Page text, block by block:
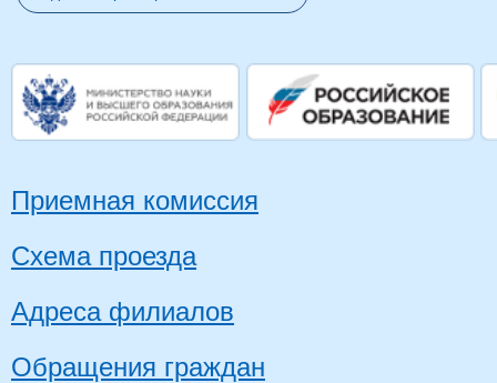
Приемная комиссия
Схема проезда
Адреса филиалов
Обращения граждан